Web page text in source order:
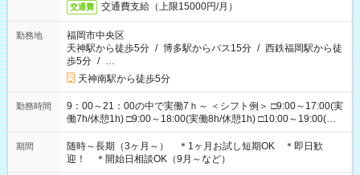
交通費 交通費支給（上限15000円/月）
勤務地
福岡市中央区
天神駅から徒歩5分 / 博多駅からバス15分 / 西鉄福岡駅から徒
歩5分 / …
天神南駅から徒歩5分
勤務時間
9：00～21：00の中で実働7ｈ～ ＜シフト例＞ □9:00～17:00(実
働7h/休憩1h) □9:00～18:00(実働8h/休憩1h) □10:00～19:00(実
働8h/休憩1h) □11:00～20:00(実働8h/休憩1h) □12:00～20:00(実
働7h/休憩1h) □12:00～21:00(実働7h/休憩1h) ＊固定OK ＊選べ
る時間帯！
期間
随時～長期（3ヶ月～） ＊1ヶ月お試し短期OK ＊即日歓
迎！ ＊開始日相談OK（9月～など）